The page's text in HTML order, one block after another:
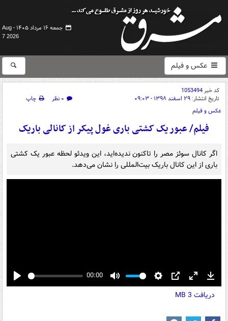
جمعه ۱۶ مرداد ۱۴۰۵ -
Aug
7 2026
عکس و فیلم
کد خبر1053494
تاریخ انتشار: ۲۹ اسفند ۱۳۹۸ - ۰۹:۰۳ ۰ نظر
چاپ
عکس و فیلم
فیلم/ عبور یک کشتی باری غول پیکر از کانالی باریک
اگر کانال سوئز مصر را تاکنون ندیده‌اید، این ویدئو لحظه عبور یک کشتی
باری از این کانال باریک بیت‌المللی را نشان می‌دهد.
Play
00:00
Mute Settings
PIP Enter
fullscreen
دریافت 3 MB